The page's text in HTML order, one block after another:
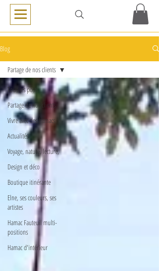
Blog
Tous les posts
Partage de nos clients
Vivre avec des hamacs
Actualités
Voyage, nature, lecture,
Design et déco
Boutique itinérante
Elne, ses couleurs, ses
artistes
Hamac Fauteuil multi-
positions
Hamac d'intérieur
Partage de nos clients